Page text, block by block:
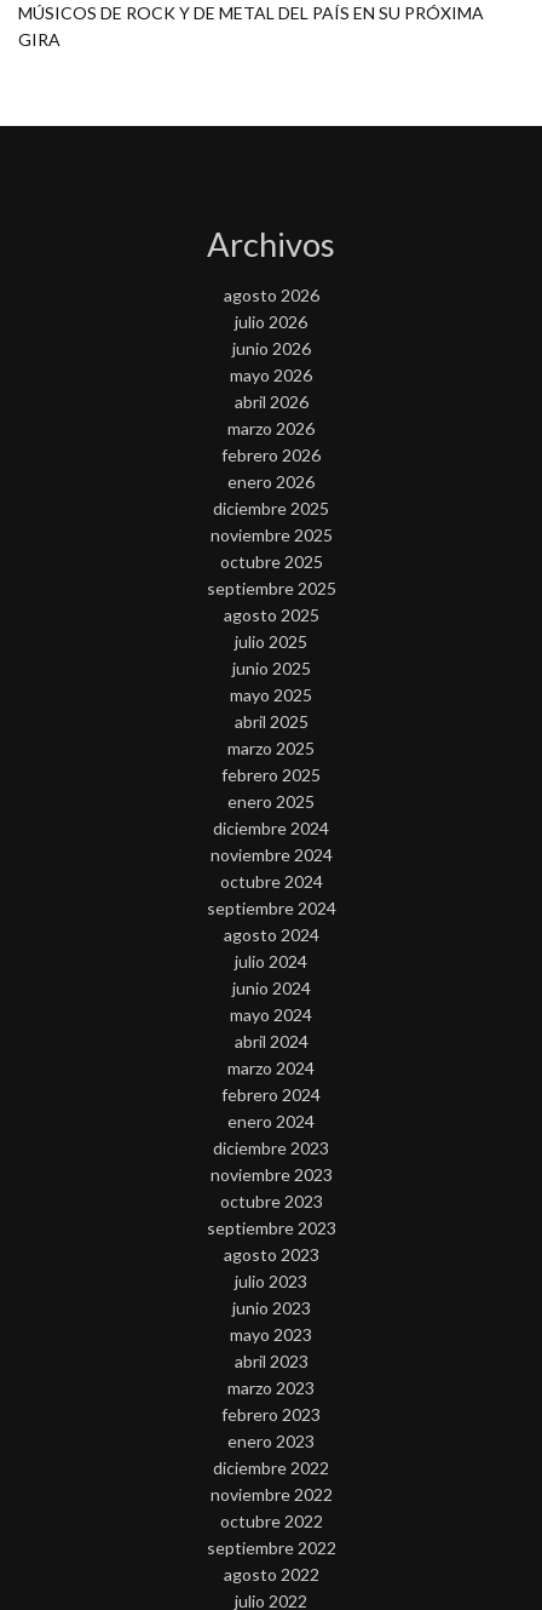
MÚSICOS DE ROCK Y DE METAL DEL PAÍS EN SU PRÓXIMA
GIRA
Archivos
agosto 2026
julio 2026
junio 2026
mayo 2026
abril 2026
marzo 2026
febrero 2026
enero 2026
diciembre 2025
noviembre 2025
octubre 2025
septiembre 2025
agosto 2025
julio 2025
junio 2025
mayo 2025
abril 2025
marzo 2025
febrero 2025
enero 2025
diciembre 2024
noviembre 2024
octubre 2024
septiembre 2024
agosto 2024
julio 2024
junio 2024
mayo 2024
abril 2024
marzo 2024
febrero 2024
enero 2024
diciembre 2023
noviembre 2023
octubre 2023
septiembre 2023
agosto 2023
julio 2023
junio 2023
mayo 2023
abril 2023
marzo 2023
febrero 2023
enero 2023
diciembre 2022
noviembre 2022
octubre 2022
septiembre 2022
agosto 2022
julio 2022